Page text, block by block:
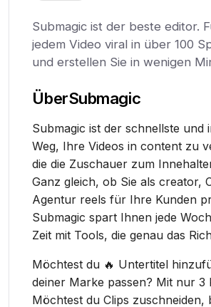
Submagic ist der beste editor.
jedem Video viral in über 100
und erstellen Sie in wenigen
ÜberSubmagic
Submagic ist der schnellste und
Weg, Ihre Videos in content zu
die die Zuschauer zum
Ganz gleich, ob Sie als creator,
Agentur reels für Ihre Kunden
Submagic spart Ihnen jede
Zeit mit Tools, die genau das
Möchtest du 🔥 Untertitel
deiner Marke passen? Mit nur 3
Möchtest du Clips zuschneiden,